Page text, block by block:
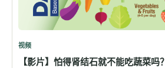
视频
【影片】怕得肾结石就不能吃蔬菜吗？